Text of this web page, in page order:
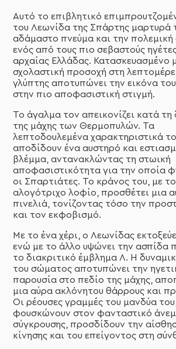
Αυτό το επιβλητικό
του Λεωνίδα της Σπάρτης μαρτυρά
αδάμαστο πνεύμα και την πολεμική
ενός από τους πιο σεβαστούς
αρχαίας Ελλάδας. Κατασκευασμένο
σχολαστική προσοχή στη
γλύπτης αποτυπώνει την εικόνα
στην πιο αποφασιστική στιγμή.
Το άγαλμα τον απεικονίζει κατά τη
της μάχης των Θερμοπυλών. Τα
λεπτοδουλεμένα χαρακτηριστικά
αποδίδουν ένα αυστηρό και
βλέμμα, αντανακλώντας τη στωική
αποφασιστικότητα για την οποία
οι Σπαρτιάτες. Το κράνος του, με το
αλογότριχο λοφίο, προσθέτει μια
πινελιά, τονίζοντας τόσο την
και τον εκφοβισμό.
Με το ένα χέρι, ο Λεωνίδας
ενώ με το άλλο υψώνει την ασπίδα
το διακριτικό έμβλημα Λ. Η
του σώματος αποτυπώνει την
παρουσία στο πεδίο της μάχης,
μια αύρα ακλόνητου θάρρους και
Οι ρέουσες γραμμές του μανδύα
φουσκώνουν στον φανταστικό
σύγκρουσης, προσδίδουν την
κίνησης και του επείγοντος στη